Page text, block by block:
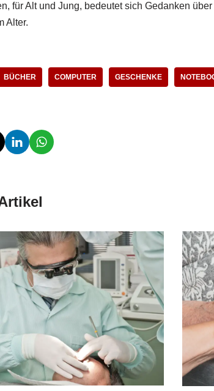
für Alt und Jung, bedeutet sich Gedanken
Alter.
BÜCHER COMPUTER GESCHENKE